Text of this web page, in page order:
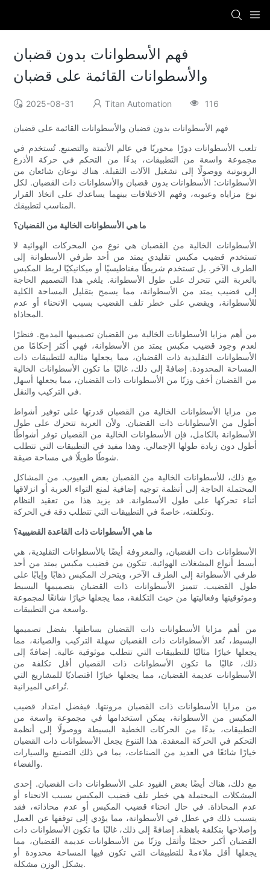
فهم الأسطوانات بدون قضبان
والأسطوانات القائمة على قضبان
2025-08-31 Titan Automation 116
فهم الأسطوانات بدون قضبان والأسطوانات القائمة على قضبان
تلعب الأسطوانات دورًا محوريًا في عالم الأتمتة والتصنيع. تُستخدم في
مجموعة واسعة من التطبيقات، بدءًا من التحكم في حركة الأذرع
الروبوتية ووصولًا إلى تشغيل الآلات الثقيلة. هناك نوعان شائعان من
الأسطوانات: الأسطوانات بدون قضبان والأسطوانات ذات القضبان. لكل
نوع مزاياه وعيوبه، وفهم الاختلافات بينهما يساعدك على اتخاذ القرار
المناسب لتطبيقك.
ما هي الأسطوانات الخالية من القضبان؟
الأسطوانات الخالية من القضبان هي نوع من المحركات الهوائية لا
تستخدم قضيب مكبس تقليدي يمتد من أحد طرفي الأسطوانة إلى
الطرف الآخر. بل تستخدم شريطًا مغناطيسيًا أو ميكانيكيًا لربط المكبس
بالعربة التي تتحرك على طول الأسطوانة. يلغي هذا التصميم الحاجة
إلى قضيب يمتد من الأسطوانة، مما يسمح بتقليل المساحة الكلية
للأسطوانة، ويقضي على خطر تلف القضيب بسبب الانحناء أو عدم
المحاذاة.
من أهم مزايا الأسطوانات الخالية من القضبان تصميمها المدمج. فنظرًا
لعدم وجود قضيب مكبس يمتد من الأسطوانة، فهي أكثر إحكامًا من
الأسطوانات التقليدية ذات القضبان، مما يجعلها مثالية للتطبيقات ذات
المساحة المحدودة. إضافةً إلى ذلك، غالبًا ما تكون الأسطوانات الخالية
من القضبان أخف وزنًا من الأسطوانات ذات القضبان، مما يجعلها أسهل
في التركيب والنقل.
من مزايا الأسطوانات الخالية من القضبان قدرتها على توفير أشواط
أطول من الأسطوانات ذات القضبان. ولأن العربة تتحرك على طول
الأسطوانة بالكامل، فإن الأسطوانات الخالية من القضبان توفر أشواطًا
أطول دون زيادة طولها الإجمالي. وهذا مفيد في التطبيقات التي تتطلب
شوطًا طويلًا في مساحة ضيقة.
مع ذلك، للأسطوانات الخالية من القضبان بعض العيوب. من المشاكل
المحتملة الحاجة إلى أنظمة توجيه إضافية لمنع التواء العربة أو انزلاقها
أثناء تحركها على طول الأسطوانة. قد يزيد هذا من تعقيد النظام
وتكلفته، خاصةً في التطبيقات التي تتطلب دقة في الحركة.
ما هي الأسطوانات ذات القاعدة القضيبية؟
الأسطوانات ذات القضبان، والمعروفة أيضًا بالأسطوانات التقليدية، هي
أبسط أنواع المشغلات الهوائية. تتكون من قضيب مكبس يمتد من أحد
طرفي الأسطوانة إلى الطرف الآخر، ويتحرك المكبس ذهابًا وإيابًا على
طول القضيب. تتميز الأسطوانات ذات القضبان بتصميمها البسيط
وموثوقيتها وفعاليتها من حيث التكلفة، مما يجعلها خيارًا شائعًا لمجموعة
واسعة من التطبيقات.
من أهم مزايا الأسطوانات ذات القضبان بساطتها. بفضل تصميمها
البسيط، تُعد الأسطوانات ذات القضبان سهلة التركيب والصيانة، مما
يجعلها خيارًا مثاليًا للتطبيقات التي تتطلب موثوقية عالية. إضافةً إلى
ذلك، غالبًا ما تكون الأسطوانات ذات القضبان أقل تكلفة من
الأسطوانات عديمة القضبان، مما يجعلها خيارًا اقتصاديًا للمشاريع التي
تُراعي الميزانية.
من مزايا الأسطوانات ذات القضبان مرونتها. فبفضل امتداد قضيب
المكبس من الأسطوانة، يمكن استخدامها في مجموعة واسعة من
التطبيقات، بدءًا من الحركات الخطية البسيطة ووصولًا إلى أنظمة
التحكم في الحركة المعقدة. هذا التنوع يجعل الأسطوانات ذات القضبان
خيارًا شائعًا في العديد من الصناعات، بما في ذلك التصنيع والسيارات
والفضاء.
مع ذلك، هناك أيضًا بعض القيود على الأسطوانات ذات القضبان. إحدى
المشكلات المحتملة هي خطر تلف قضيب المكبس بسبب الانحناء أو
عدم المحاذاة. في حال انحناء قضيب المكبس أو عدم محاذاته، فقد
يتسبب ذلك في عطل في الأسطوانة، مما يؤدي إلى توقفها عن العمل
وإصلاحها بتكلفة باهظة. إضافةً إلى ذلك، غالبًا ما تكون الأسطوانات ذات
القضبان أكبر حجمًا وأثقل وزنًا من الأسطوانات عديمة القضبان، مما
يجعلها أقل ملاءمةً للتطبيقات التي تكون فيها المساحة محدودة أو
يشكل الوزن مشكلة.